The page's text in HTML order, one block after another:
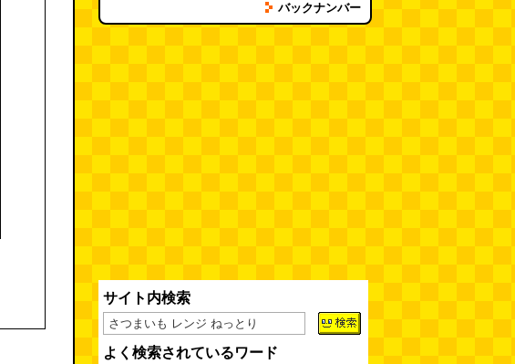
姉がはまったガムランに自分もは
ヘアスタイルが3Dになっている
美容室の看板 (読者投稿)
(08.05
16:00)
バックナンバー
サイト内検索
よく検索されているワード